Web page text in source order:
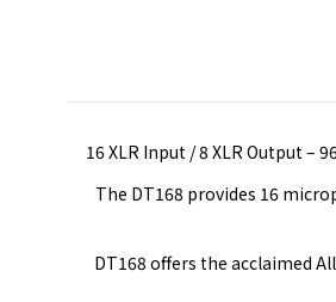
16 XLR Input / 8 XLR Output –
The DT168 provides 16
DT168 offers the acclaimed